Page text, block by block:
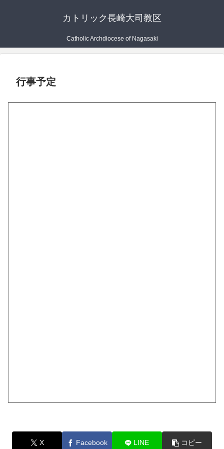
カトリック長崎大司教区
Catholic Archdiocese of Nagasaki
行事予定
X Facebook LINE コピー